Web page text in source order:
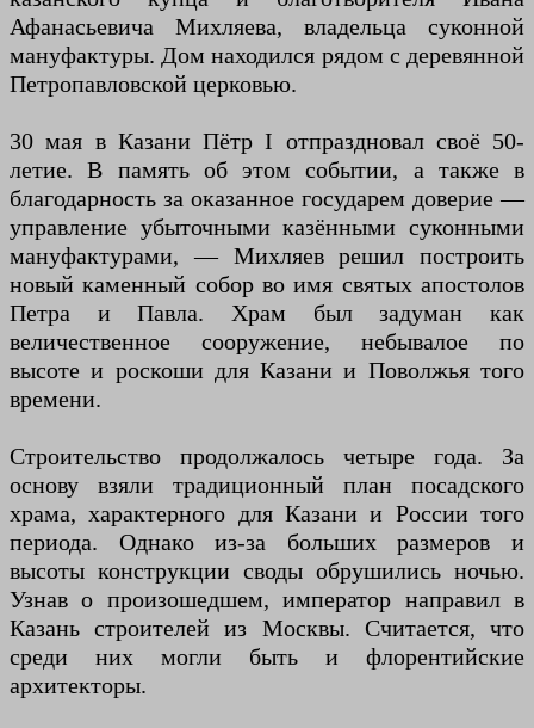
Афанасьевича Михляева, владельца суконной
мануфактуры. Дом находился рядом с деревянной
Петропавловской церковью.
30 мая в Казани Пётр I отпраздновал своё 50-
летие. В память об этом событии, а также в
благодарность за оказанное государем доверие —
управление убыточными казёнными суконными
мануфактурами, — Михляев решил построить
новый каменный собор во имя святых апостолов
Петра и Павла. Храм был задуман как
величественное сооружение, небывалое по
высоте и роскоши для Казани и Поволжья того
времени.
Строительство продолжалось четыре года. За
основу взяли традиционный план посадского
храма, характерного для Казани и России того
периода. Однако из-за больших размеров и
высоты конструкции своды обрушились ночью.
Узнав о произошедшем, император направил в
Казань строителей из Москвы. Считается, что
среди них могли быть и флорентийские
архитекторы.